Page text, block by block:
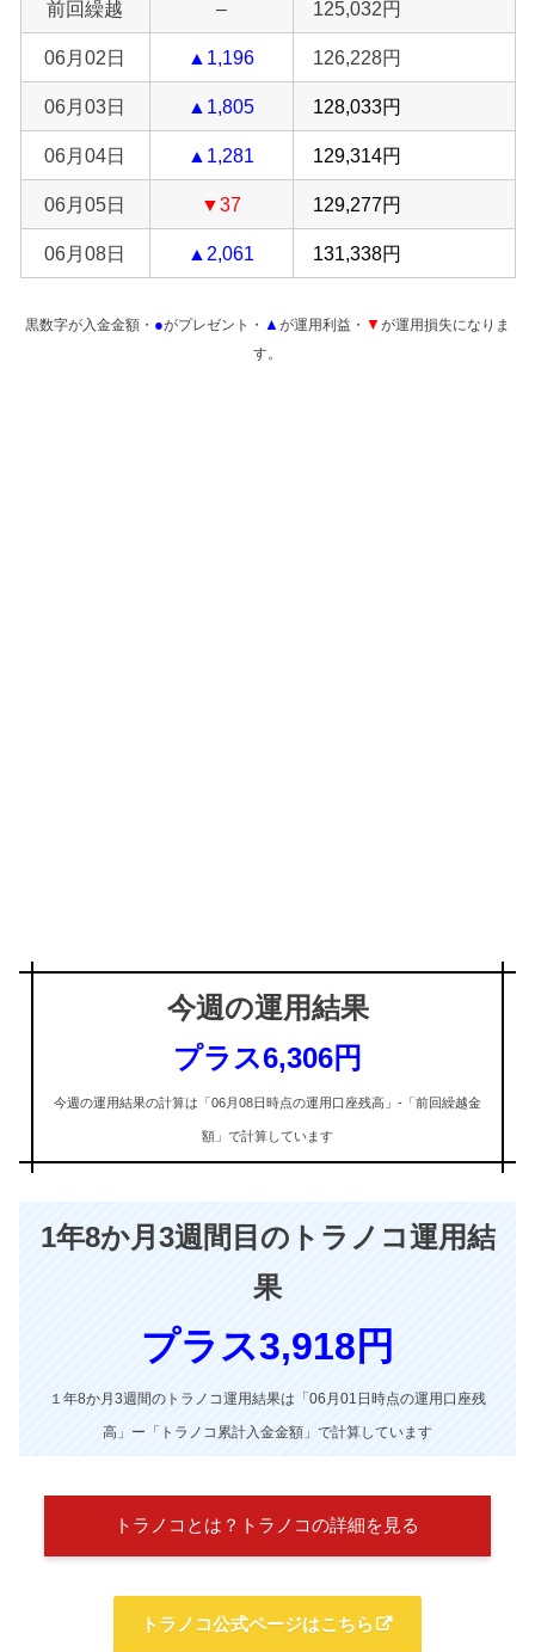
前回繰越 – 125,032円
06月02日 ▲1,196 126,228円
06月03日 ▲1,805 128,033円
06月04日 ▲1,281 129,314円
06月05日 ▼37 129,277円
06月08日 ▲2,061 131,338円
黒数字が入金金額・ ●がプレゼント・ ▲ が運用利益・ ▼ が運用損失になりま
す。
今週の運用結果
プラス6,306円
今週の運用結果の計算は「06月08日時点の運用口座残高」- 「前回繰越金
額」で計算しています
1年8か月3週間目のトラノコ運用結
果
プラス3,918 円
１年8か月3週間のトラノコ運用結果は「06月01日時点の運用口座残
高」ー「トラノコ累計入金金額」で計算しています
トラノコとは？トラノコの詳細を見る
トラノコ公式ページはこちら